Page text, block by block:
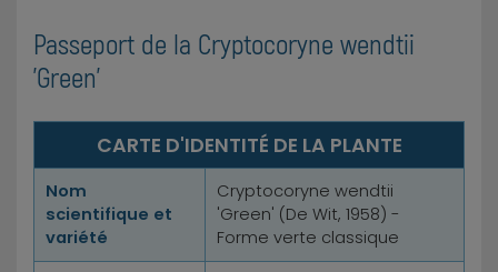
Passeport de la Cryptocoryne wendtii
'Green'
CARTE D'IDENTITÉ DE LA PLANTE
Nom
scientifique et
variété
Cryptocoryne wendtii
'Green' (De Wit, 1958) -
Forme verte classique